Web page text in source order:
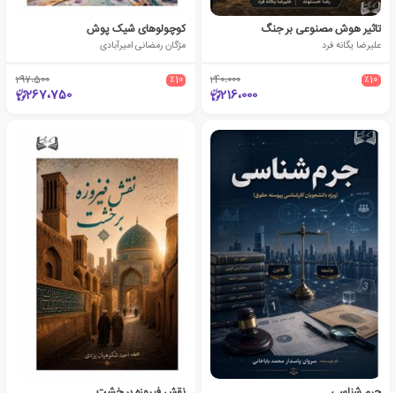
تاثیر هوش مصنوعی بر جنگ
علیرضا یگانه فرد
٪10 240،000
216،000
کوچولوهای شیک‌ پوش
مژگان رمضانی امیرآبادی
٪10 297،500
267،750